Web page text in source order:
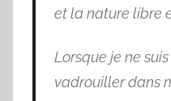
et la nature libre
Lorsque je ne
vadrouiller dans